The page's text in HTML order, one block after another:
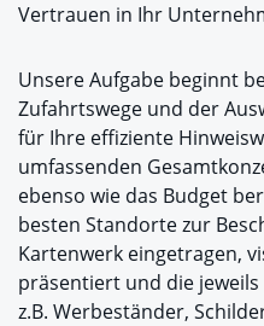
Vertrauen in Ihr
Unsere Aufgabe beginnt
Zufahrtswege und der
für Ihre effiziente
umfassenden
ebenso wie das Budget
besten Standorte zur
Kartenwerk eingetragen,
präsentiert und die
z.B. Werbeständer,